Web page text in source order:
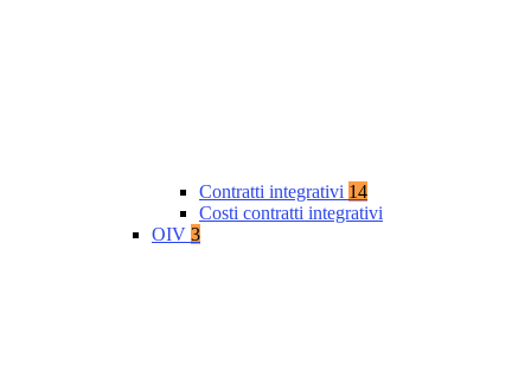
Contratti integrativi 14
Costi contratti integrativi
OIV 3